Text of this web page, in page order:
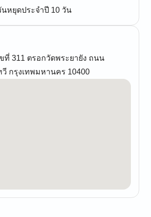
หยุดประจำปี 10 วัน
ที่ 311 ตรอกวัดพระยายัง ถนน
วี กรุงเทพมหานคร 10400